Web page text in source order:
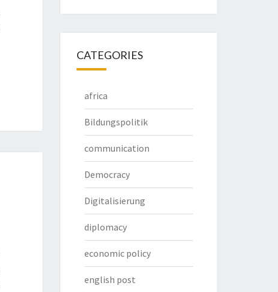
CATEGORIES
africa
Bildungspolitik
communication
Democracy
Digitalisierung
diplomacy
economic policy
english post